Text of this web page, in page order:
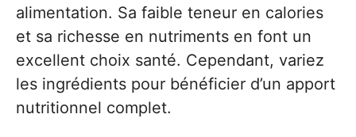
alimentation. Sa faible teneur en calories
et sa richesse en nutriments en font un
excellent choix santé. Cependant, variez
les ingrédients pour bénéficier d’un apport
nutritionnel complet.